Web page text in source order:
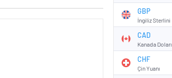
GBP
İngiliz Sterlini
CAD
Kanada Doları
CHF
Çin Yuanı